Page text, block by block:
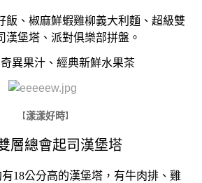
飯、椒麻鮮蝦雞柳義大利麵、超級雙
漢堡塔、派對俱樂部拼盤。
異果汁、經典新鮮水果茶
【漾漾好時】
層總會起司漢堡塔
有18公分高的漢堡塔，有牛肉排、雞